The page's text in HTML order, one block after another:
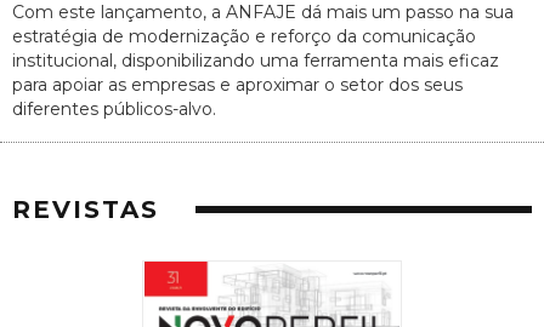
Com este lançamento, a ANFAJE dá mais um passo na sua
estratégia de modernização e reforço da comunicação
institucional, disponibilizando uma ferramenta mais eficaz
para apoiar as empresas e aproximar o setor dos seus
diferentes públicos-alvo.
REVISTAS